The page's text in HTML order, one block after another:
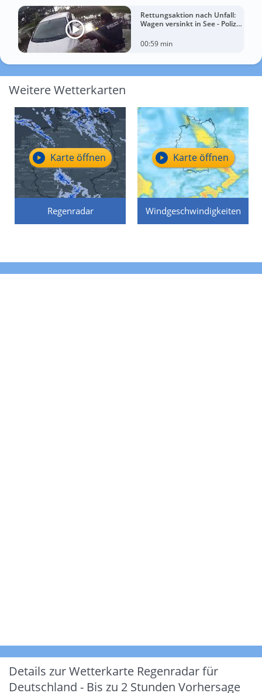
Rettungsaktion nach Unfall:
Wagen versinkt in See - Polizei
00:59 min
Weitere Wetterkarten
Regenradar
Karte öffnen
Windgeschwindigkeiten
Karte öffnen
Details zur Wetterkarte Regenradar für
Deutschland - Bis zu 2 Stunden Vorhersage